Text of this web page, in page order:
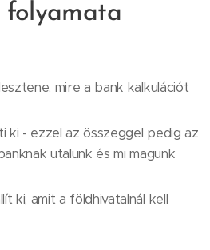
folyamata
mire a bank kalkulációt
ki - ezzel az összeggel pedig az
utalunk és mi magunk
ki, amit a földhivatalnál kell